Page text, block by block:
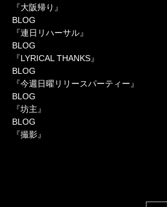
『大阪帰り』
BLOG
『連日リハーサル』
BLOG
『LYRICAL THANKS』
BLOG
『今週日曜リリースパーティー』
BLOG
『坊主』
BLOG
『撮影』